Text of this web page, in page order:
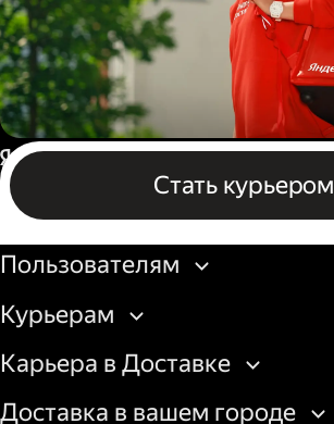
Пеший курьер
Стать курьером
Бизнесу
Пользователям
Курьерам
Карьера в Доставке
Доставка в вашем городе